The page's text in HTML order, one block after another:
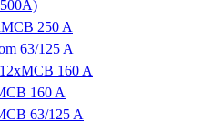
250 A
63/125 A
160 A
160 A
63/125 A